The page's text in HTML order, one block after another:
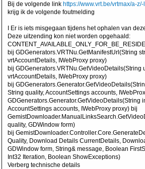
Bij de volgende link https://www.vrt.be/vrtmax/a-
krijg ik de volgende foutmelding
I Er is iets misgegaan tijdens het ophalen van
Deze uitzending kon niet worden opgehaald:
bij GDGenerators.VRTNu.GetManifestUrl(String
vrtAccountDetails, IWebProxy proxy)
bij GDGenerators.VRTNu.GetVideoDetails(String
vrtAccountDetails, IWebProxy proxy)
bij
String quality, AccountSettings accounts,
GDGenerators.Generator.GetVideoDetails(String
AccountSettings accounts, IWebProxy proxy) bij
quality, GDWindow form)
bij
Quality, Download Details CurrentDetails,
GDWindow form, String& message, Boolean
Int32 Iteration, Boolean ShowExceptions)
Verberg technische details